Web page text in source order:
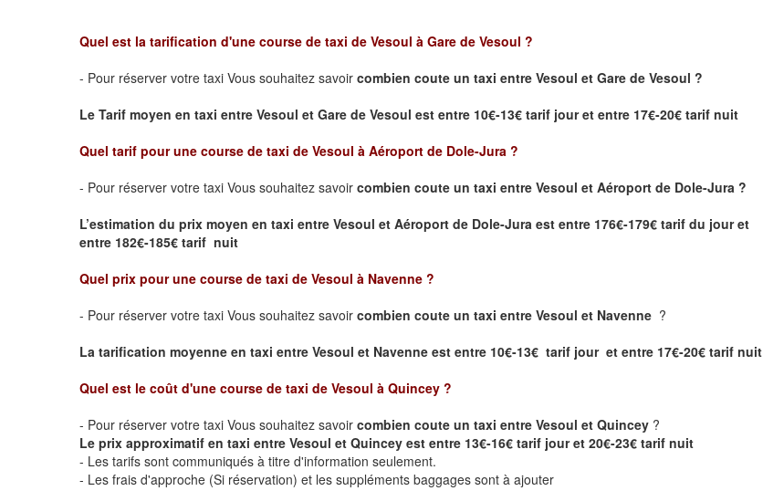
Quel est la tarification d'une course de taxi de Vesoul à Gare de Vesoul ?
- Pour réserver votre taxi Vous souhaitez savoir combien coute un taxi entre Vesoul et Gare de Vesoul ?
Le Tarif moyen en taxi entre Vesoul et Gare de Vesoul est entre 10€-13€ tarif jour et entre 17€-20€ tarif nuit
Quel tarif pour une course de taxi de Vesoul à Aéroport de Dole-Jura ?
- Pour réserver votre taxi Vous souhaitez savoir combien coute un taxi entre Vesoul et Aéroport de Dole-Jura ?
L’estimation du prix moyen en taxi entre Vesoul et Aéroport de Dole-Jura est entre 176€-179€ tarif du jour et
entre 182€-185€ tarif nuit
Quel prix pour une course de taxi de Vesoul à Navenne ?
- Pour réserver votre taxi Vous souhaitez savoir combien coute un taxi entre Vesoul et Navenne ?
La tarification moyenne en taxi entre Vesoul et Navenne est entre 10€-13€ tarif jour et entre 17€-20€ tarif nuit
Quel est le coût d'une course de taxi de Vesoul à Quincey ?
- Pour réserver votre taxi Vous souhaitez savoir combien coute un taxi entre Vesoul et Quincey ?
Le prix approximatif en taxi entre Vesoul et Quincey est entre 13€-16€ tarif jour et 20€-23€ tarif nuit
- Les tarifs sont communiqués à titre d'information seulement.
- Les frais d'approche (Si réservation) et les suppléments baggages sont à ajouter